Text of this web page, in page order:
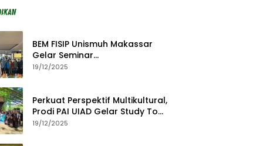
BEM FISIP Unismuh Makassar
Gelar Seminar
Keperempuanan, Bahas
19/12/2025
Perkuat Perspektif Multikultural,
Prodi PAI UIAD Gelar Study Tour
ke Kajang
19/12/2025